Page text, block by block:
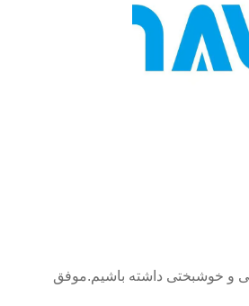
سلامتی و خوشبختی داشته باشیم.موفق